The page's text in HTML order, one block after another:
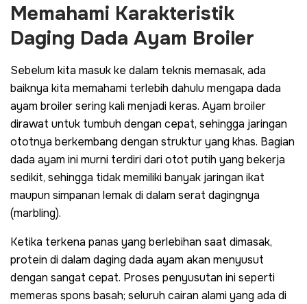
Memahami Karakteristik
Daging Dada Ayam Broiler
Sebelum kita masuk ke dalam teknis memasak, ada
baiknya kita memahami terlebih dahulu mengapa dada
ayam broiler sering kali menjadi keras. Ayam broiler
dirawat untuk tumbuh dengan cepat, sehingga jaringan
ototnya berkembang dengan struktur yang khas. Bagian
dada ayam ini murni terdiri dari otot putih yang bekerja
sedikit, sehingga tidak memiliki banyak jaringan ikat
maupun simpanan lemak di dalam serat dagingnya
(marbling).
Ketika terkena panas yang berlebihan saat dimasak,
protein di dalam daging dada ayam akan menyusut
dengan sangat cepat. Proses penyusutan ini seperti
memeras spons basah; seluruh cairan alami yang ada di